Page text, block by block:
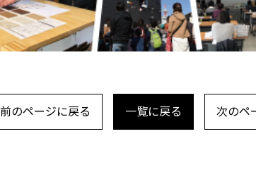
前のページに戻る 一覧に戻る 次のペ